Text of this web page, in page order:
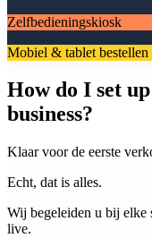
Zelfbedieningskiosk
Mobiel & tablet bestellen
How do I set
business?
Klaar voor de eerste
Echt, dat is alles.
Wij begeleiden u bij elke
live.